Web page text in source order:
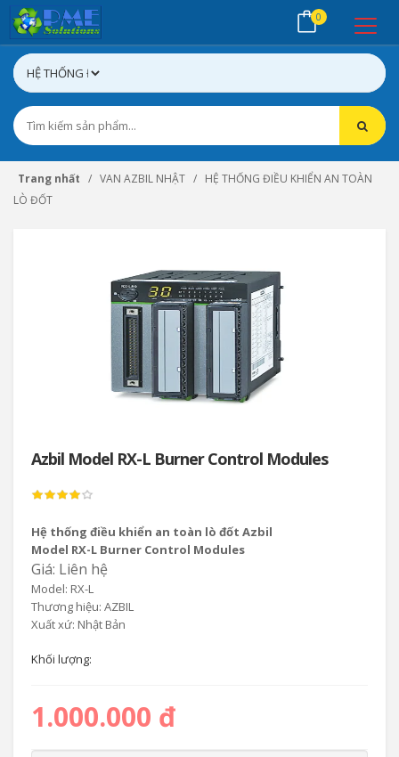
0
Trang nhất VAN AZBIL NHẬT
HỆ THỐNG ĐIỀU KHIỂN AN TOÀN
LÒ ĐỐT
Azbil Model RX-L Burner Control Modules
Hệ thống điều khiển an toàn lò đốt Azbil
Model RX-L Burner Control Modules
Giá: Liên hệ
Model: RX-L
Thương hiệu: AZBIL
Xuất xứ: Nhật Bản
Khối lượng:
1.000.000 đ